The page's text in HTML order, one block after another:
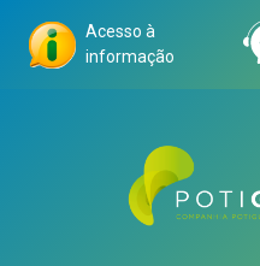
Acesso à
informação